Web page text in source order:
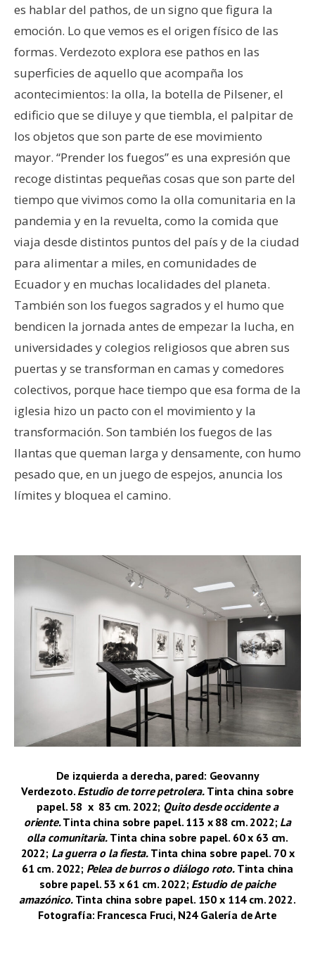
es hablar del pathos, de un signo que figura la
emoción. Lo que vemos es el origen físico de las
formas. Verdezoto explora ese pathos en las
superficies de aquello que acompaña los
acontecimientos: la olla, la botella de Pilsener, el
edificio que se diluye y que tiembla, el palpitar de
los objetos que son parte de ese movimiento
mayor. “Prender los fuegos” es una expresión que
recoge distintas pequeñas cosas que son parte del
tiempo que vivimos como la olla comunitaria en la
pandemia y en la revuelta, como la comida que
viaja desde distintos puntos del país y de la ciudad
para alimentar a miles, en comunidades de
Ecuador y en muchas localidades del planeta.
También son los fuegos sagrados y el humo que
bendicen la jornada antes de empezar la lucha, en
universidades y colegios religiosos que abren sus
puertas y se transforman en camas y comedores
colectivos, porque hace tiempo que esa forma de la
iglesia hizo un pacto con el movimiento y la
transformación. Son también los fuegos de las
llantas que queman larga y densamente, con humo
pesado que, en un juego de espejos, anuncia los
límites y bloquea el camino.
De izquierda a derecha, pared: Geovanny
Verdezoto. Estudio de torre petrolera. Tinta china sobre
papel. 58 x 83 cm. 2022; Quito desde occidente a
oriente.Tinta china sobre papel. 113 x 88 cm. 2022; La
olla comunitaria. Tinta china sobre papel. 60 x 63 cm.
2022; La guerra o la fiesta. Tinta china sobre papel. 70 x
61 cm. 2022; Pelea de burros o diálogo roto. Tinta china
sobre papel. 53 x 61 cm. 2022; Estudio de paiche
amazónico. Tinta china sobre papel. 150 x 114 cm. 2022.
Fotografía: Francesca Fruci, N24 Galería de Arte